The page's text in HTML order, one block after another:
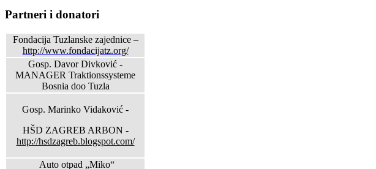
Partneri i donatori
Fondacija Tuzlanske zajednice –
http://www.fondacijatz.org/
Gosp. Davor Divković -
MANAGER Traktionssysteme
Bosnia doo Tuzla
Gosp. Marinko Vidaković -
HŠD ZAGREB ARBON -
http://hsdzagreb.blogspot.com/
Auto otpad „Miko“